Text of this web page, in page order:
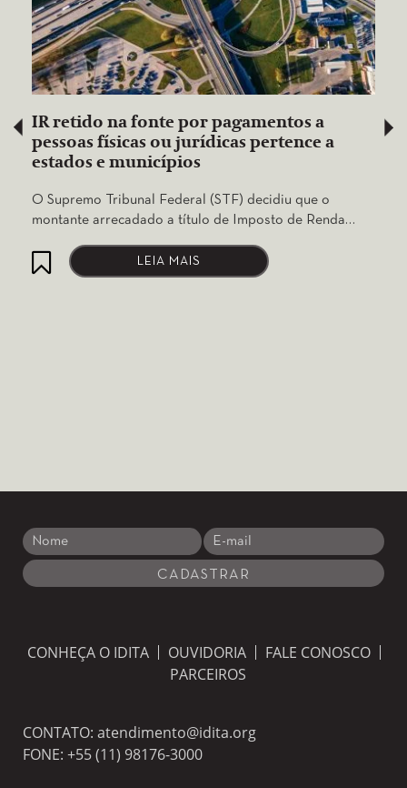
IR retido na fonte por pagamentos a
pessoas físicas ou jurídicas pertence a
estados e municípios
O Supremo Tribunal Federal (STF) decidiu que o
montante arrecadado a título de Imposto de Renda…
LEIA MAIS
CONHEÇA O IDITA OUVIDORIA
FALE CONOSCO
PARCEIROS
CONTATO: atendimento@idita.org
FONE: +55 (11) 98176-3000